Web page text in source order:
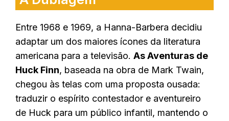
Entre 1968 e 1969, a Hanna-Barbera decidiu
adaptar um dos maiores ícones da literatura
americana para a televisão. As Aventuras de
Huck Finn, baseada na obra de Mark Twain,
chegou às telas com uma proposta ousada:
traduzir o espírito contestador e aventureiro
de Huck para um público infantil, mantendo o